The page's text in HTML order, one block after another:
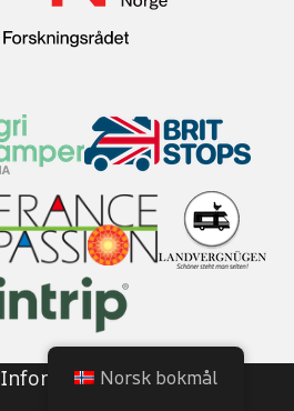
Informasjonskapsler
Norsk bokmål